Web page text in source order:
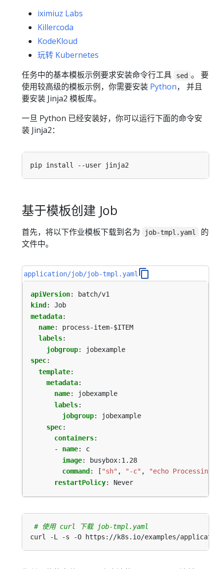
iximiuz Labs
Killercoda
KodeKloud
玩转 Kubernetes
任务中的基本模板示例要求安装命令行工具
sed 。 要
使用较高级的模板示例，你需要安装 Python， 并且
要安装 Jinja2 模板库。
一旦 Python 已经安装好，你可以运行下面的命令安
装 Jinja2：
基于模板创建 Job
首先，将以下作业模板下载到名为 job-tmpl.yaml
的
文件中。
application/job/job-tmpl.yaml
apiVersion:
batch/v1
kind :
Job
metadata:
name:
process-item-$ITEM
labels:
jobgroup:
jobexample
spec:
template:
metadata:
name:
jobexample
labels:
jobgroup:
jobexample
spec:
containers:
- name:
c
image:
busybox:1.28
command : [ "sh" , "-c" ,
"echo Processing
restartPolicy: Never
# 使用 curl 下载 job-tmpl.yaml